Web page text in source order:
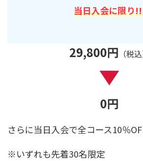
当日入会に限り
29,800円 （税込
0円
さらに当日入会で全コース10％
※いずれも先着30名限定